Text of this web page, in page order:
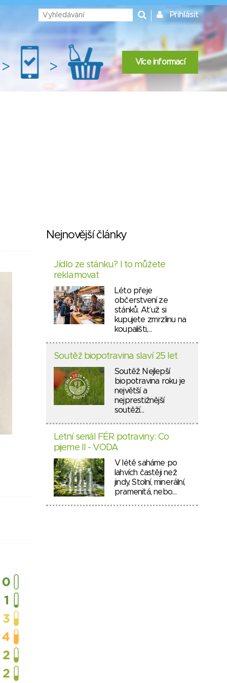
Přihlásit
> > Více informací
Nejnovější články
Jídlo ze stánku? I to můžete
reklamovat
Léto přeje
občerstvení ze
stánků. Ať už si
kupujete zmrzlinu na
koupališti,…
Soutěž biopotravina slaví 25 let
Soutěž Nejlepší
biopotravina roku je
největší a
nejprestižnější
soutěží…
Letní seriál FÉR potraviny: Co
pijeme II - VODA
V létě saháme po
lahvích častěji než
jindy. Stolní, minerální,
pramenitá, nebo…